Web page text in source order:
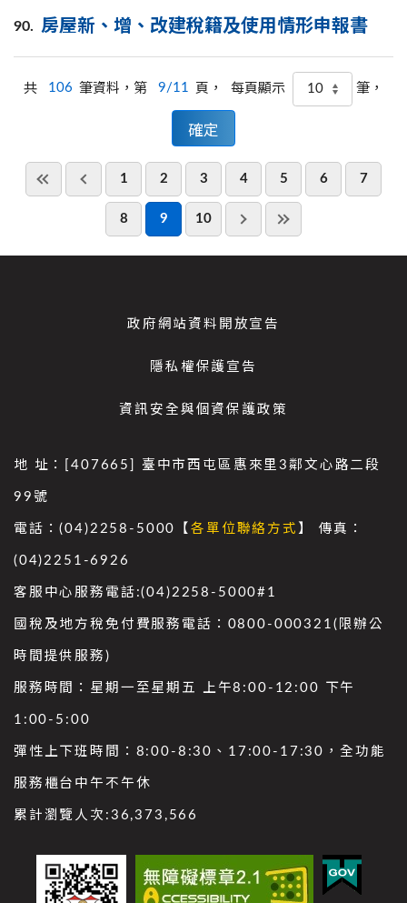
90. 房屋新、增、改建稅籍及使用情形申報書
共 106 筆資料，第 9/11 頁， 每頁顯示 筆，
1 2 3 4 5 6 7
8 9 10
政府網站資料開放宣告
隱私權保護宣告
資訊安全與個資保護政策
地 址：[407665] 臺中市西屯區惠來里3鄰文心路二段
99號
電話：(04)2258-5000【各單位聯絡方式 】 傳真：
(04)2251-6926
客服中心服務電話:(04)2258-5000#1
國稅及地方稅免付費服務電話：0800-000321(限辦公
時間提供服務)
服務時間：星期一至星期五 上午8:00-12:00 下午
1:00-5:00
彈性上下班時間：8:00-8:30、17:00-17:30，全功能
服務櫃台中午不午休
累計瀏覽人次: 36,373,566